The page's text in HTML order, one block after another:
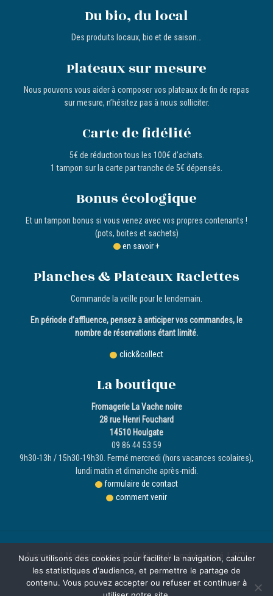
Du bio, du local
Des produits locaux, bio et de saison…
Plateaux sur mesure
Nous pouvons vous aider à composer vos plateaux de fin de repas
sur mesure, n’hésitez pas à nous solliciter.
Carte de fidélité
5€ de réduction tous les 100€ d’achats.
1 tampon sur la carte par tranche de 5€ dépensés.
Bonus écologique
Et un tampon bonus si vous venez avec vos propres contenants !
(pots, boites et sachets)
en savoir +
Planches & Plateaux Raclettes
Commande la veille pour le lendemain.
En période d’affluence, pensez à anticiper vos commandes, le
nombre de réservations étant limité.
click&collect
La boutique
Fromagerie La Vache noire
28 rue Henri Fouchard
14510 Houlgate
09 86 44 53 59
9h30-13h / 15h30-19h30. Fermé mercredi (hors vacances scolaires),
lundi matin et dimanche après-midi.
formulaire de contact
comment venir
A propos|Mentions légales|Politique de confidentialité |CGV
Nous utilisons des cookies pour faciliter la navigation, calculer
les statistiques d'audience, et permettre le partage de
contenu. Vous pouvez accepter ou refuser et continuer à